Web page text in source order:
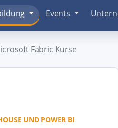
Events
Fabric Kurse
UND POWER BI